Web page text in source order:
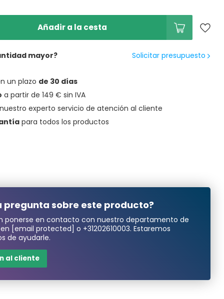
Añadir a la cesta
mayor? Solicitar presupuesto
un plazo de 30 días
a partir de 149 € sin IVA
experto servicio de atención al cliente
para todos los productos
pregunta sobre este producto?
ponerse en contacto con nuestro departamento de
[email protected] o +31202610003. Estaremos
de ayudarle.
al cliente